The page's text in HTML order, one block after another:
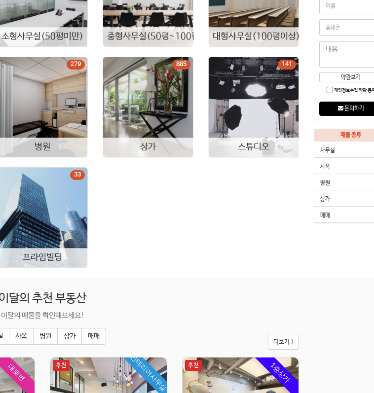
소형사무실(50평미만) 중형사무실(50평~100평) 대형사무실(100평이상)
279
병원
885
상가
141
스튜디오
33
프라임빌딩
달의 추천 부동산
이달의 매물을 확인해보세요!
사옥 병원 상가 매매
더보기 >
대로변 인테리어사무실
추천 1층상가
추천
약관보기
개인정보수집 약관 동
문의하기
매물 종류
사무실
사옥
병원
상가
매매